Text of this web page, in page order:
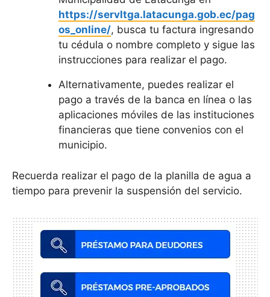
https://servltga.latacunga.gob.ec/pag
os_online/, busca tu factura ingresando
tu cédula o nombre completo y sigue las
instrucciones para realizar el pago.
Alternativamente, puedes realizar el
pago a través de la banca en línea o las
aplicaciones móviles de las instituciones
financieras que tiene convenios con el
municipio.
Recuerda realizar el pago de la planilla de agua a
tiempo para prevenir la suspensión del servicio.